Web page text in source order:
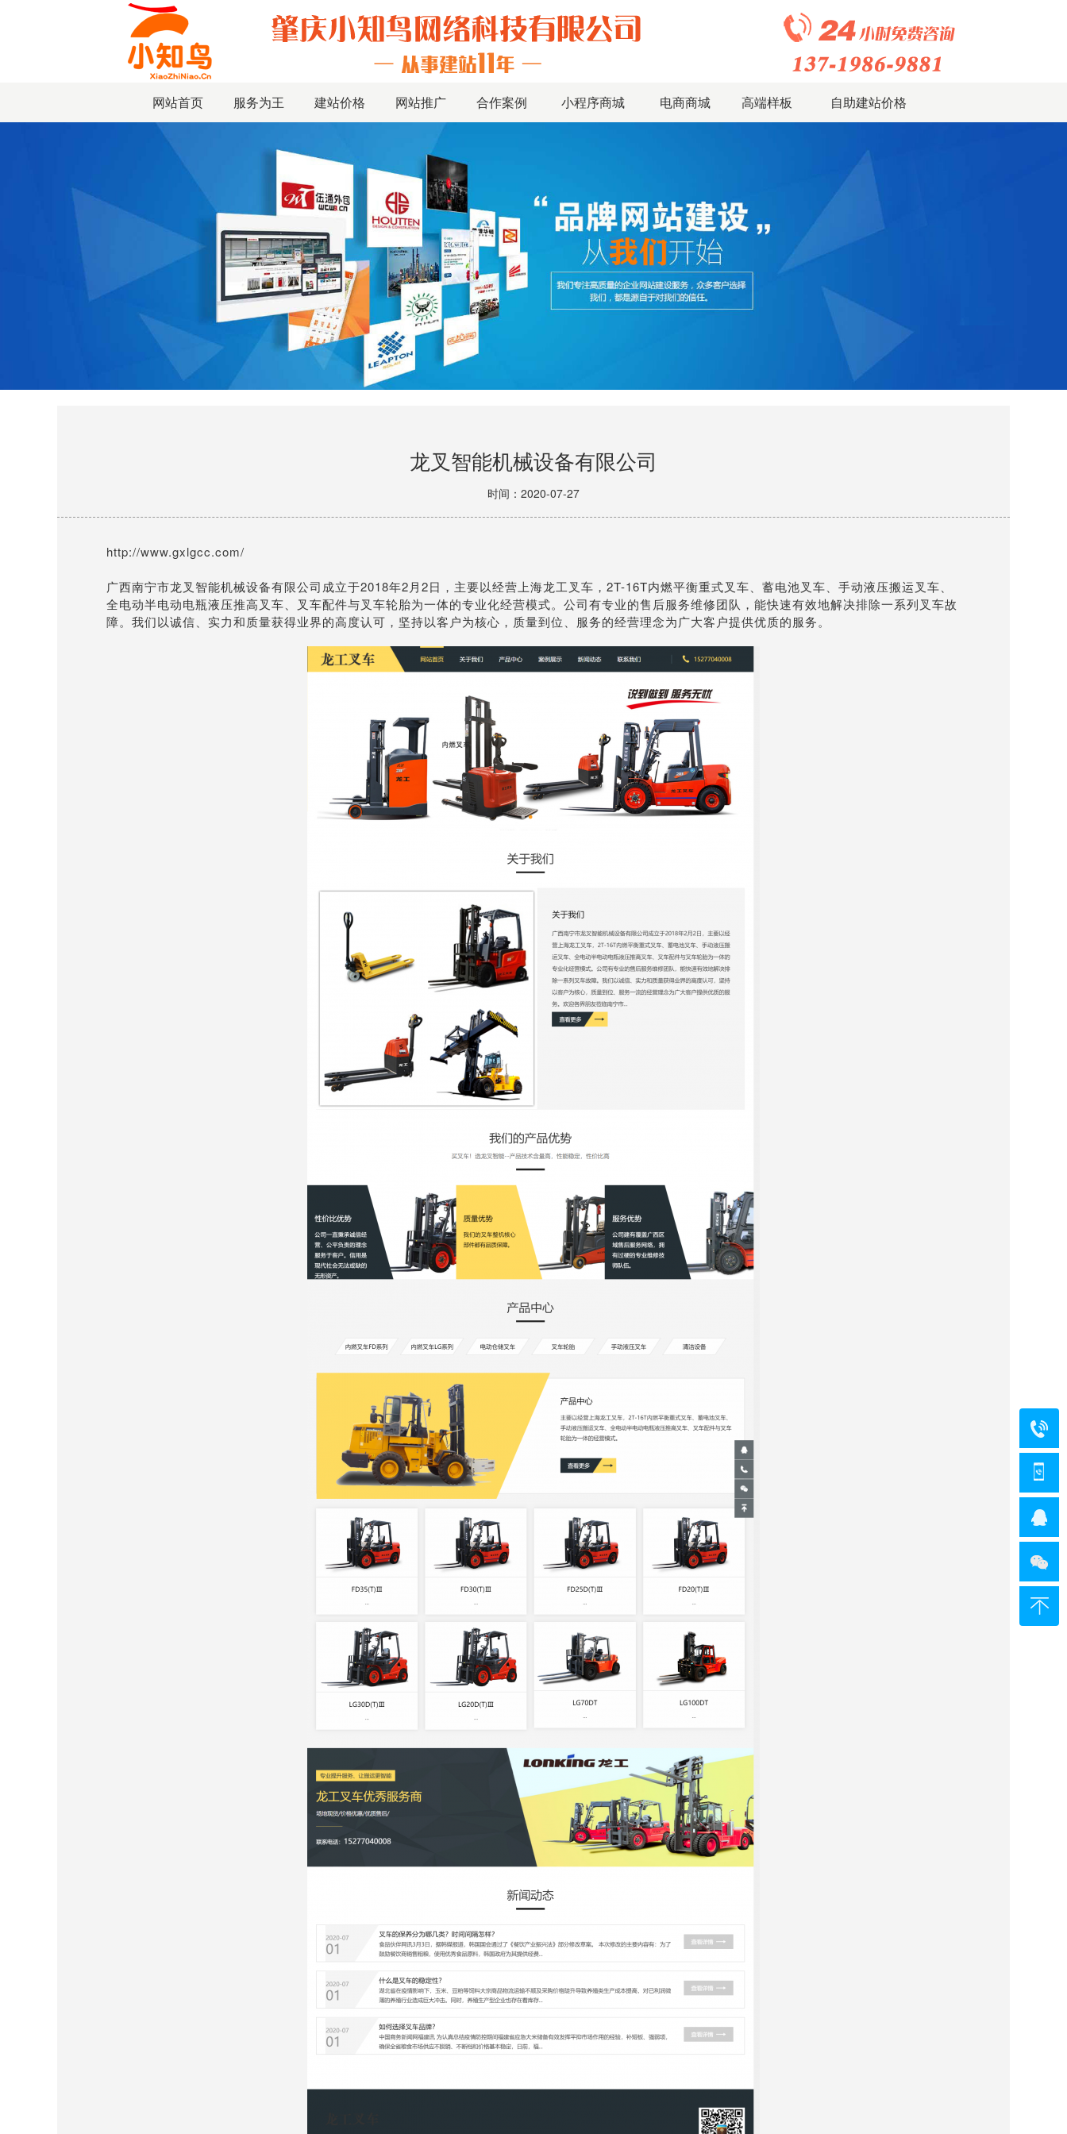
网站首页 服务为王 建站价格 网站推广 合作案例 小程序商城 电商商城 高端样板 自助建站价格
龙叉智能机械设备有限公司
时间：2020-07-27
http://www.gxlgcc.com/
广西南宁市龙叉智能机械设备有限公司成立于2018年2月2日，主要以经营上海龙工叉车，2T-16T内燃平衡重式叉车、蓄电池叉车、手动液压搬运叉车、
全电动半电动电瓶液压推高叉车、叉车配件与叉车轮胎为一体的专业化经营模式。公司有专业的售后服务维修团队，能快速有效地解决排除一系列叉车故
障。我们以诚信、实力和质量获得业界的高度认可，坚持以客户为核心，质量到位、服务的经营理念为广大客户提供优质的服务。